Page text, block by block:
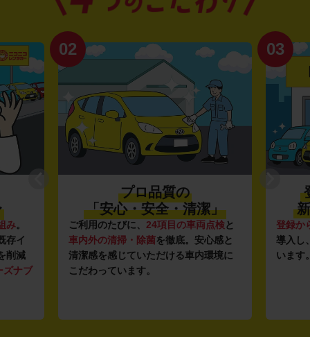
み。
存イ
削減
ズナブ
02
プロ品質の
「安心・安全・清潔」
ご利用のたびに、 24項目の車両点検と
車内外の清掃・除菌を徹底。安心感と
清潔感を感じていただける車内環境に
こだわっています。
03
登録か
導入し
います